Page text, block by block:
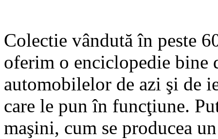
Colectie vândută în peste
oferim o enciclopedie bine
automobilelor de azi şi de
care le pun în funcţiune.
maşini, cum se producea